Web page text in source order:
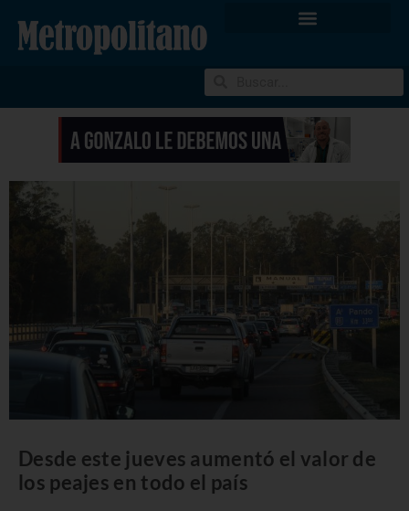
Desde este jueves aumentó el valor de
los peajes en todo el país